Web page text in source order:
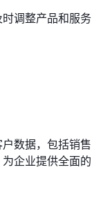
调整产品和服务
数据，包括销售
企业提供全面的